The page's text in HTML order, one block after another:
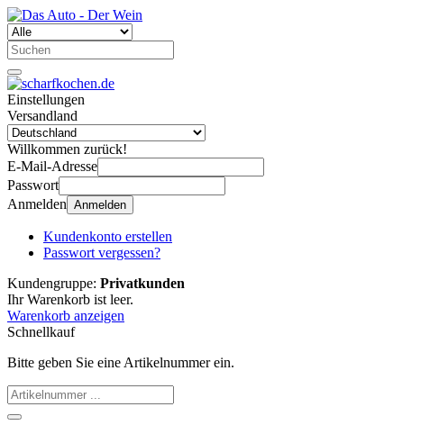
Einstellungen
Versandland
Willkommen zurück!
E-Mail-Adresse
Passwort
Anmelden Anmelden
Kundenkonto erstellen
Passwort vergessen?
Kundengruppe: Privatkunden
Ihr Warenkorb ist leer.
Warenkorb anzeigen
Schnellkauf
Bitte geben Sie eine Artikelnummer ein.